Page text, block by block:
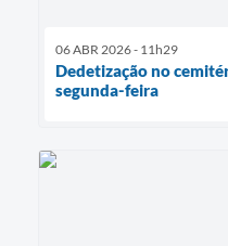
06 ABR 2026 - 11h29
Dedetização no
segunda-feira